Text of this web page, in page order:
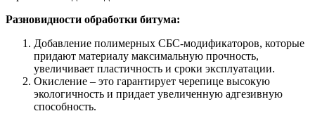
Разновидности обработки битума:
Добавление полимерных СБС-модификаторов, которые
придают материалу максимальную прочность,
увеличивает пластичность и сроки эксплуатации.
Окисление – это гарантирует черепице высокую
экологичность и придает увеличенную адгезивную
способность.